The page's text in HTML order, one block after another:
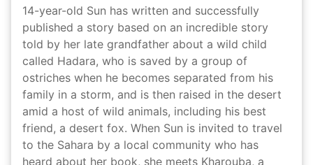
14-year-old Sun has written and successfully
published a story based on an incredible story
told by her late grandfather about a wild child
called Hadara, who is saved by a group of
ostriches when he becomes separated from his
family in a storm, and is then raised in the desert
amid a host of wild animals, including his best
friend, a desert fox. When Sun is invited to travel
to the Sahara by a local community who has
heard about her book, she meets Kharouba, a